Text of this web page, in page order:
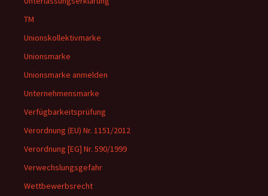
TM
Unionskollektivmarke
Unionsmarke
Unionsmarke anmelden
Unternehmensmarke
Verfügbarkeitsprüfung
Verordnung (EU) Nr. 1151/2012
Verordnung [EG] Nr. 590/1999
Verwechslungsgefahr
Wettbewerbsrecht